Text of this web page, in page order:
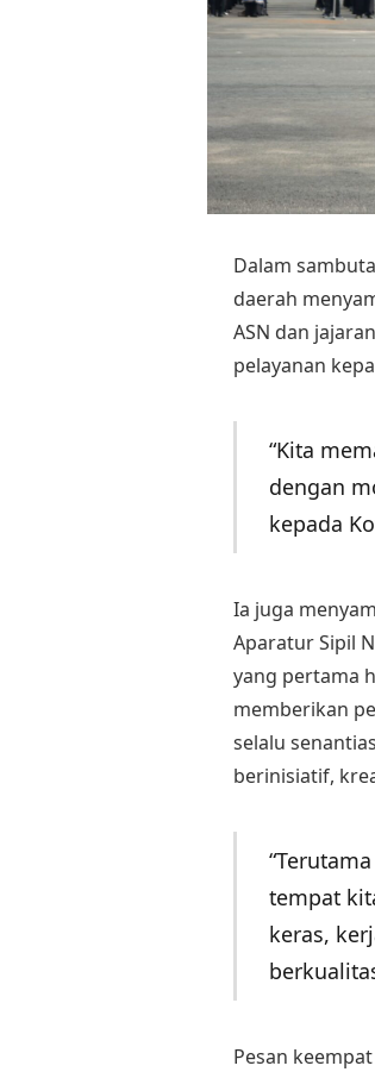
Dalam
daerah
ASN dan
pelayanan
“Kita
dengan
kepada
Ia juga
Aparatur Sipil
yang pertama
memberikan
selalu
berinisiatif,
tempat
keras,
Pesan